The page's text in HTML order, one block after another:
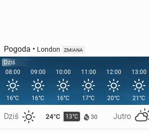
Pogoda • London ZMIANA
Dziś
08:00
16°C
Dziś 24°C 13°C 30 Jutro
09:00
16°C
10:00
16°C
11:00
17°C
12:00
20°C
13:00
21°C